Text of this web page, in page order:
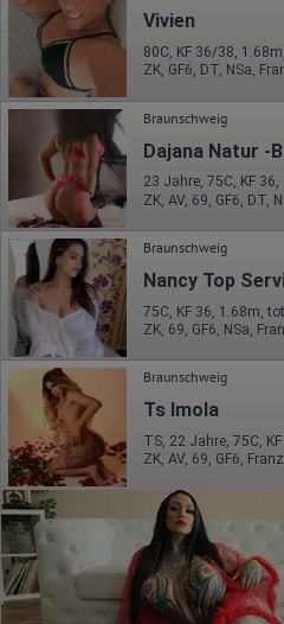
Vivien
80C, KF 36/38,
Braunschweig
Dajana Natur -
ZK, AV, 69, GF6, DT,
Braunschweig
Nancy Top
75C, KF 36, 1.68m,
Braunschweig
Ts Imola
TS, 22 Jahre, 75C,
ZK, AV, 69, GF6,